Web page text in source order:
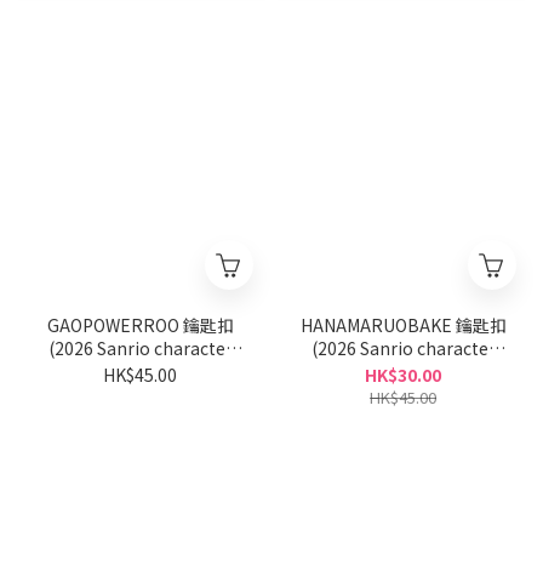
GAOPOWERROO 鑰匙扣
(2026 Sanrio character
ranking系列)
HK$45.00
HANAMARUOBAKE 鑰匙扣
(2026 Sanrio character
ranking系列)
HK$30.00
HK$45.00